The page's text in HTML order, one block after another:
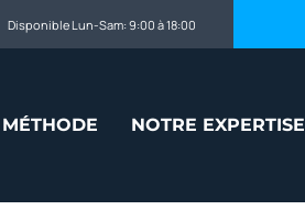
Disponible Lun-Sam: 9:00 à 18:00
NOTRE EXPERTISE